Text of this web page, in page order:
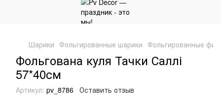
Шарики Фольгированные шарики Фольгированные
Фольгована куля Тачки Саллі
57*40см
Артикул: pv_8786 Оставить отзыв